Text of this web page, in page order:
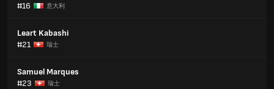
#16
意大利
Leart Kabashi
#21
瑞士
Samuel Marques
#23
瑞士